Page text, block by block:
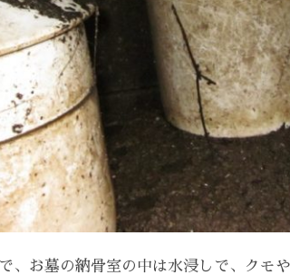
、お墓の納骨室の中は水浸しで、クモ